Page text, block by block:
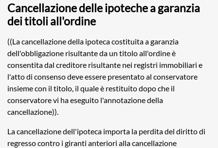
Cancellazione delle ipoteche a garanzia
dei titoli all'ordine
((La cancellazione della ipoteca costituita a garanzia
dell'obbligazione risultante da un titolo all'ordine è
consentita dal creditore risultante nei registri immobiliari e
l'atto di consenso deve essere presentato al conservatore
insieme con il titolo, il quale è restituito dopo che il
conservatore vi ha eseguito l'annotazione della
cancellazione)).
La cancellazione dell'ipoteca importa la perdita del diritto di
regresso contro i giranti anteriori alla cancellazione